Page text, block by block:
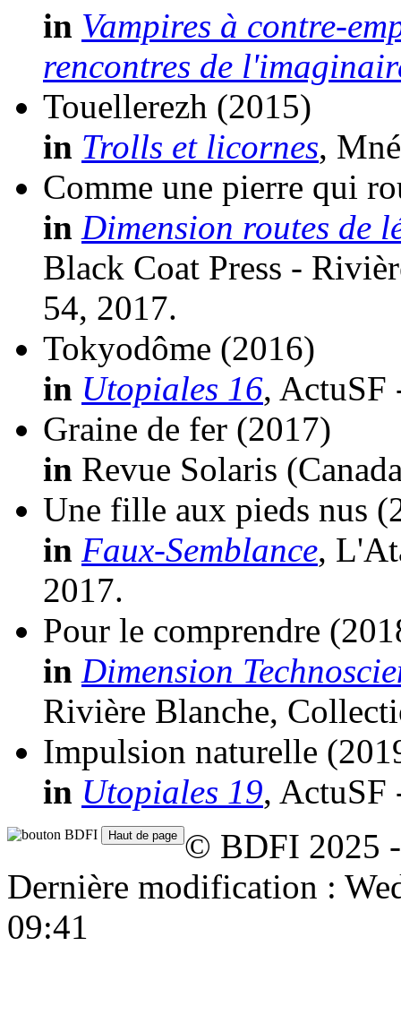
in Vampires à contre-
rencontres de
Touellerezh (2015)
in Trolls et licornes,
Comme une pierre qui
in Dimension routes de
Black Coat Press -
54, 2017.
Tokyodôme (2016)
in Utopiales 16, ActuSF
Graine de fer (2017)
in Revue Solaris
Une fille aux pieds nus
in Faux-Semblance,
2017.
Pour le comprendre
in Dimension
Rivière Blanche,
Impulsion naturelle
in Utopiales 19, ActuSF
© BDFI 2025
Dernière modification :
09:41